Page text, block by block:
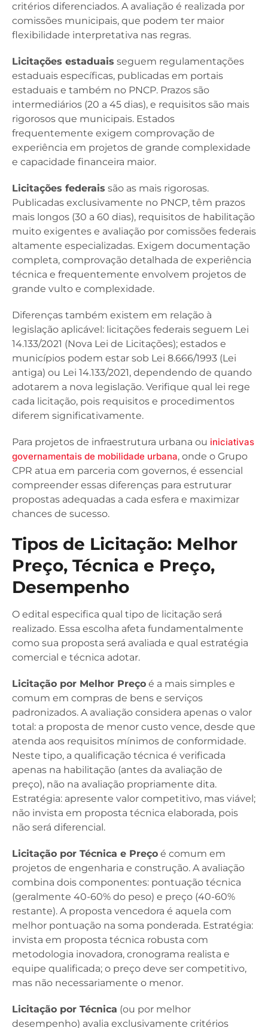
critérios diferenciados. A avaliação é realizada por
comissões municipais, que podem ter maior
flexibilidade interpretativa nas regras.
Licitações estaduais seguem regulamentações
estaduais específicas, publicadas em portais
estaduais e também no PNCP. Prazos são
intermediários (20 a 45 dias), e requisitos são mais
rigorosos que municipais. Estados
frequentemente exigem comprovação de
experiência em projetos de grande complexidade
e capacidade financeira maior.
Licitações federais são as mais rigorosas.
Publicadas exclusivamente no PNCP, têm prazos
mais longos (30 a 60 dias), requisitos de habilitação
muito exigentes e avaliação por comissões federais
altamente especializadas. Exigem documentação
completa, comprovação detalhada de experiência
técnica e frequentemente envolvem projetos de
grande vulto e complexidade.
Diferenças também existem em relação à
legislação aplicável: licitações federais seguem Lei
14.133/2021 (Nova Lei de Licitações); estados e
municípios podem estar sob Lei 8.666/1993 (Lei
antiga) ou Lei 14.133/2021, dependendo de quando
adotarem a nova legislação. Verifique qual lei rege
cada licitação, pois requisitos e procedimentos
diferem significativamente.
Para projetos de infraestrutura urbana ou iniciativas
governamentais de mobilidade urbana, onde o Grupo
CPR atua em parceria com governos, é essencial
compreender essas diferenças para estruturar
propostas adequadas a cada esfera e maximizar
chances de sucesso.
Tipos de Licitação: Melhor
Preço, Técnica e Preço,
Desempenho
O edital especifica qual tipo de licitação será
realizado. Essa escolha afeta fundamentalmente
como sua proposta será avaliada e qual estratégia
comercial e técnica adotar.
Licitação por Melhor Preço é a mais simples e
comum em compras de bens e serviços
padronizados. A avaliação considera apenas o valor
total: a proposta de menor custo vence, desde que
atenda aos requisitos mínimos de conformidade.
Neste tipo, a qualificação técnica é verificada
apenas na habilitação (antes da avaliação de
preço), não na avaliação propriamente dita.
Estratégia: apresente valor competitivo, mas viável;
não invista em proposta técnica elaborada, pois
não será diferencial.
Licitação por Técnica e Preço é comum em
projetos de engenharia e construção. A avaliação
combina dois componentes: pontuação técnica
(geralmente 40-60% do peso) e preço (40-60%
restante). A proposta vencedora é aquela com
melhor pontuação na soma ponderada. Estratégia:
invista em proposta técnica robusta com
metodologia inovadora, cronograma realista e
equipe qualificada; o preço deve ser competitivo,
mas não necessariamente o menor.
Licitação por Técnica (ou por melhor
desempenho) avalia exclusivamente critérios